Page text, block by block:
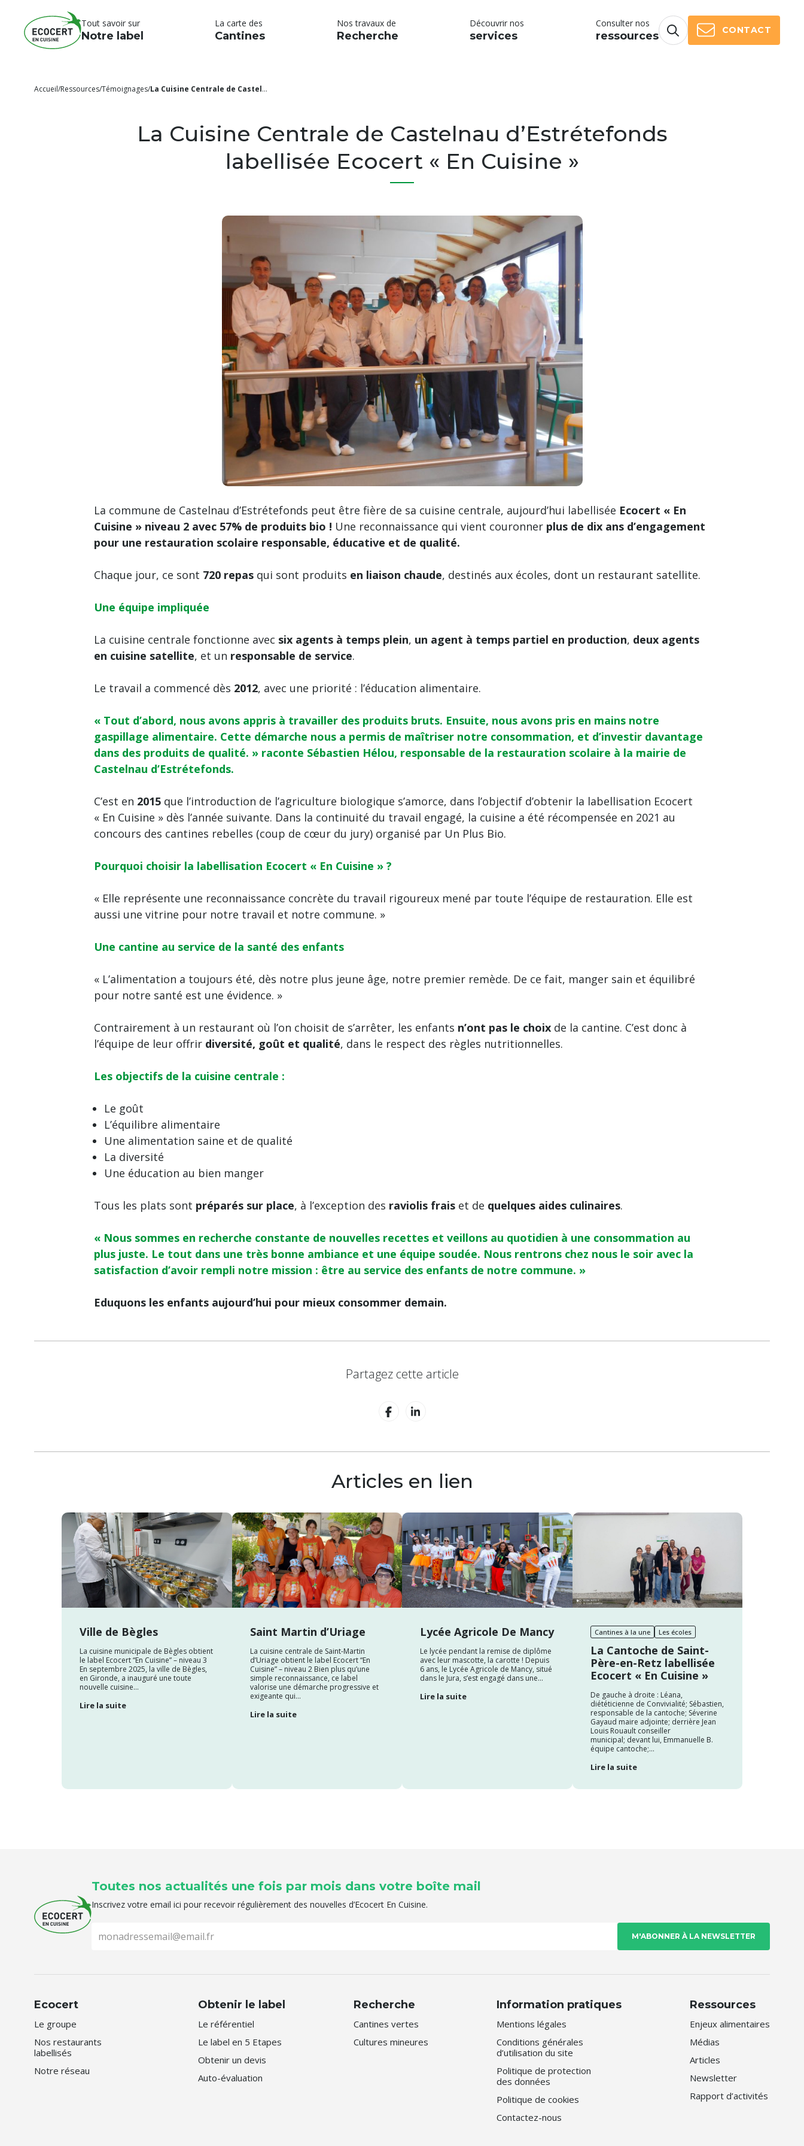
Tout savoir sur
Notre label
La carte des
Cantines
Nos travaux de
Recherche
Découvrir nos
services
Consulter nos
ressources CONTACT
Accueil/Ressources/Témoignages/ La Cuisine Centrale de Castelnau d’Estrétefonds labellisée Ecocert « En Cuisine »
La Cuisine Centrale de Castelnau d’Estrétefonds
labellisée Ecocert « En Cuisine »
La commune de Castelnau d’Estrétefonds peut être fière de sa cuisine centrale, aujourd’hui labellisée Ecocert « En
Cuisine » niveau 2 avec 57% de produits bio ! Une reconnaissance qui vient couronner plus de dix ans d’engagement
pour une restauration scolaire responsable, éducative et de qualité.
Chaque jour, ce sont 720 repas qui sont produits en liaison chaude, destinés aux écoles, dont un restaurant satellite.
Une équipe impliquée
La cuisine centrale fonctionne avec six agents à temps plein, un agent à temps partiel en production, deux agents
en cuisine satellite, et un responsable de service.
Le travail a commencé dès 2012, avec une priorité : l’éducation alimentaire.
« Tout d’abord, nous avons appris à travailler des produits bruts. Ensuite, nous avons pris en mains notre
gaspillage alimentaire. Cette démarche nous a permis de maîtriser notre consommation, et d’investir davantage
dans des produits de qualité. » raconte Sébastien Hélou, responsable de la restauration scolaire à la mairie de
Castelnau d’Estrétefonds.
C’est en 2015 que l’introduction de l’agriculture biologique s’amorce, dans l’objectif d’obtenir la labellisation Ecocert
« En Cuisine » dès l’année suivante. Dans la continuité du travail engagé, la cuisine a été récompensée en 2021 au
concours des cantines rebelles (coup de cœur du jury) organisé par Un Plus Bio.
Pourquoi choisir la labellisation Ecocert « En Cuisine » ?
« Elle représente une reconnaissance concrète du travail rigoureux mené par toute l’équipe de restauration. Elle est
aussi une vitrine pour notre travail et notre commune. »
Une cantine au service de la santé des enfants
« L’alimentation a toujours été, dès notre plus jeune âge, notre premier remède. De ce fait, manger sain et équilibré
pour notre santé est une évidence. »
Contrairement à un restaurant où l’on choisit de s’arrêter, les enfants n’ont pas le choix de la cantine. C’est donc à
l’équipe de leur offrir diversité, goût et qualité, dans le respect des règles nutritionnelles.
Les objectifs de la cuisine centrale :
Le goût
L’équilibre alimentaire
Une alimentation saine et de qualité
La diversité
Une éducation au bien manger
Tous les plats sont préparés sur place, à l’exception des raviolis frais et de quelques aides culinaires.
« Nous sommes en recherche constante de nouvelles recettes et veillons au quotidien à une consommation au
plus juste. Le tout dans une très bonne ambiance et une équipe soudée. Nous rentrons chez nous le soir avec la
satisfaction d’avoir rempli notre mission : être au service des enfants de notre commune. »
Eduquons les enfants aujourd’hui pour mieux consommer demain.
Partagez cette article
Articles en lien
Ville de Bègles
La cuisine municipale de Bègles obtient
le label Ecocert “En Cuisine” – niveau 3
En septembre 2025, la ville de Bègles,
en Gironde, a inauguré une toute
nouvelle cuisine...
Lire la suite
Saint Martin d’Uriage
La cuisine centrale de Saint-Martin
d’Uriage obtient le label Ecocert “En
Cuisine” – niveau 2 Bien plus qu’une
simple reconnaissance, ce label
valorise une démarche progressive et
exigeante qui...
Lire la suite
Lycée Agricole De Mancy
Le lycée pendant la remise de diplôme
avec leur mascotte, la carotte ! Depuis
6 ans, le Lycée Agricole de Mancy, situé
dans le Jura, s’est engagé dans une...
Lire la suite
Cantines à la une Les écoles
La Cantoche de Saint-
Père-en-Retz labellisée
Ecocert « En Cuisine »
De gauche à droite : Léana,
diététicienne de Convivialité; Sébastien,
responsable de la cantoche; Séverine
Gayaud maire adjointe; derrière Jean
Louis Rouault conseiller
municipal; devant lui, Emmanuelle B.
équipe cantoche;...
Lire la suite
Toutes nos actualités une fois par mois dans votre boîte mail
Inscrivez votre email ici pour recevoir régulièrement des nouvelles d’Ecocert En Cuisine.
Ecocert
Le groupe
Nos restaurants
labellisés
Notre réseau
Obtenir le label
Le référentiel
Le label en 5 Etapes
Obtenir un devis
Auto-évaluation
Recherche
Cantines vertes
Cultures mineures
Information pratiques
Mentions légales
Conditions générales
d’utilisation du site
Politique de protection
des données
Politique de cookies
Contactez-nous
Ressources
Enjeux alimentaires
Médias
Articles
Newsletter
Rapport d’activités